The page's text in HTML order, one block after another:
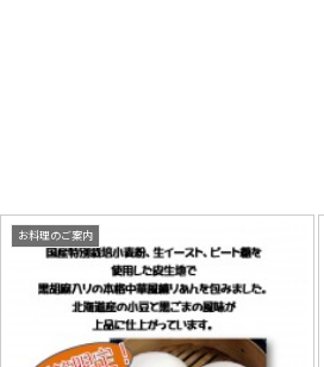
お料理のご案内